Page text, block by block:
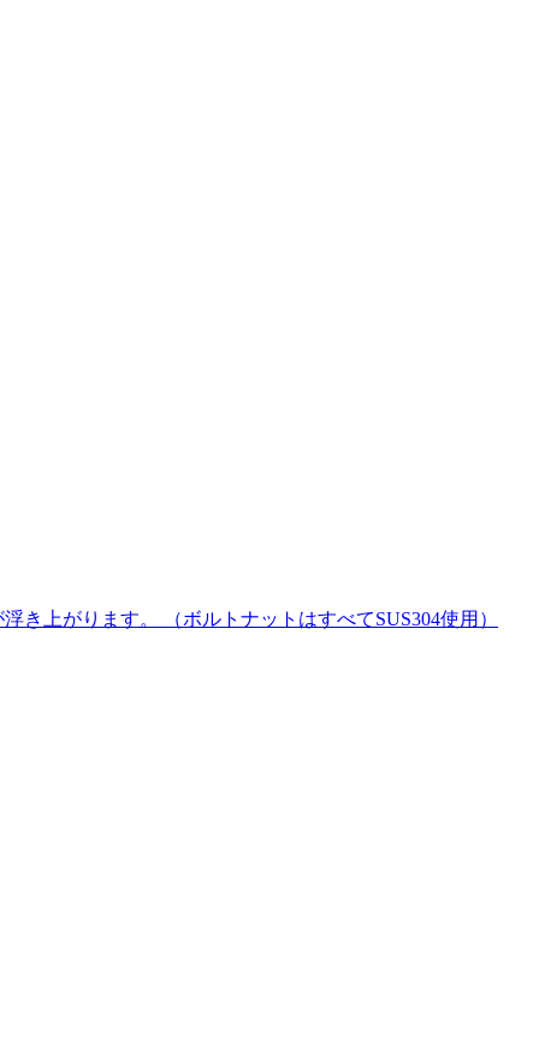
上がります。 （ボルトナットはすべてSUS304使用）